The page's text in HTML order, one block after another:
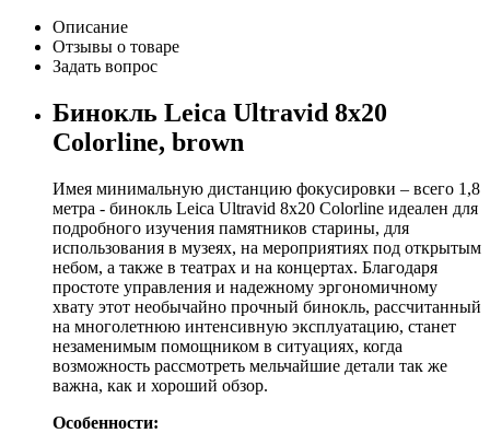
Описание
Отзывы о товаре
Задать вопрос
Бинокль Leica Ultravid 8x20
Colorline, brown
Имея минимальную дистанцию фокусировки – всего 1,8
метра - бинокль Leica Ultravid 8х20 Colorline идеален для
подробного изучения памятников старины, для
использования в музеях, на мероприятиях под открытым
небом, а также в театрах и на концертах. Благодаря
простоте управления и надежному эргономичному
хвату этот необычайно прочный бинокль, рассчитанный
на многолетнюю интенсивную эксплуатацию, станет
незаменимым помощником в ситуациях, когда
возможность рассмотреть мельчайшие детали так же
важна, как и хороший обзор.
Особенности: